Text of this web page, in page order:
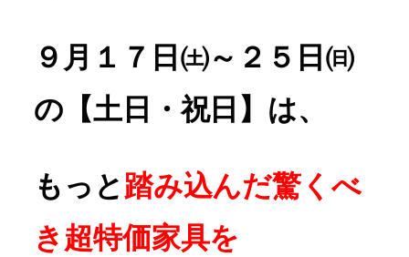
９月１７日㈯～２５日㈰
の【土日・祝日】は、
もっと踏み込んだ驚くべ
き超特価家具を